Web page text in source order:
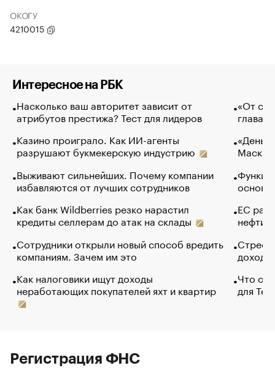
ОКОГУ
4210015
Интересное на РБК
Насколько ваш авторитет зависит от
атрибутов престижа? Тест для лидеров
Казино проиграло. Как ИИ-агенты
разрушают букмекерскую индустрию
Выживают сильнейших. Почему компании
избавляются от лучших сотрудников
Как банк Wildberries резко нарастил
кредиты селлерам до атак на склады
Сотрудники открыли новый способ вредить
компаниям. Зачем им это
Как налоговики ищут доходы
неработающих покупателей яхт и квартир
«От
глава
Маск в
основ
ЕС
нефти
Что
для
Регистрация ФНС